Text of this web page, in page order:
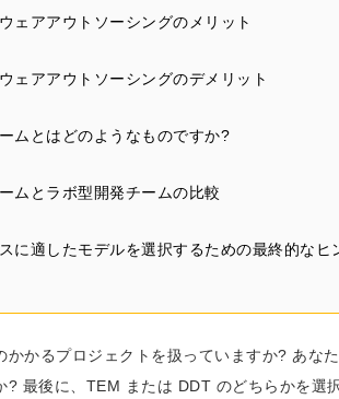
ェアアウトソーシングのメリット
ェアアウトソーシングのデメリット
ムとはどのようなものですか?
ムとラボ型開発チームの比較
に適したモデルを選択するための最終的なヒ
かかるプロジェクトを扱っていますか? あな
? 最後に、TEM または DDT のどちらかを